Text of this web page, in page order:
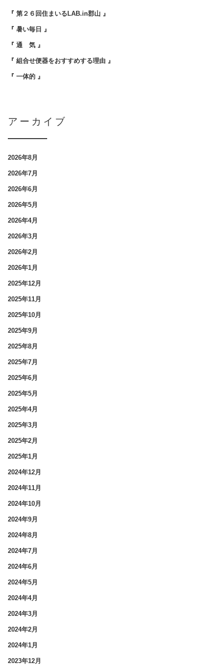
『 第２６回住まいるLAB.in郡山 』
『 暑い毎日 』
『 通 気 』
『 組合せ便器をおすすめする理由 』
『 一体的 』
アーカイブ
2026年8月
2026年7月
2026年6月
2026年5月
2026年4月
2026年3月
2026年2月
2026年1月
2025年12月
2025年11月
2025年10月
2025年9月
2025年8月
2025年7月
2025年6月
2025年5月
2025年4月
2025年3月
2025年2月
2025年1月
2024年12月
2024年11月
2024年10月
2024年9月
2024年8月
2024年7月
2024年6月
2024年5月
2024年4月
2024年3月
2024年2月
2024年1月
2023年12月